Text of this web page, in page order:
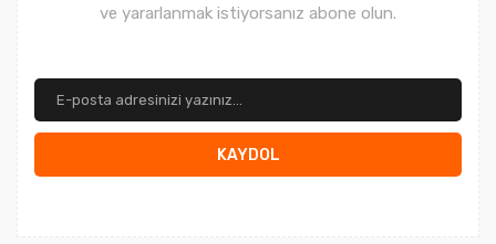
ve yararlanmak istiyorsanız abone olun.
KAYDOL